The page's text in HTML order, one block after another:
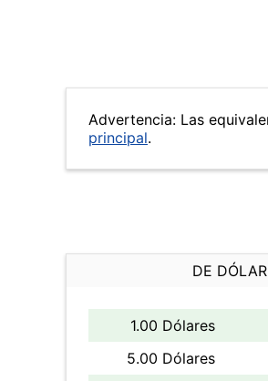
Advertencia: Las
principal.
DE
1.00 Dólares
5.00 Dólares